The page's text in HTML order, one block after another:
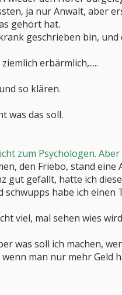
ja nur Anwalt, aber
gehört hat.
geschrieben bin,
erbärmlich,.....
so klären.
was das soll.
zum Psychologen.
den Friebo, stand
gut gefällt, hatte ich
habe ich einen
viel, mal sehen wies
was soll ich machen,
man nur mehr